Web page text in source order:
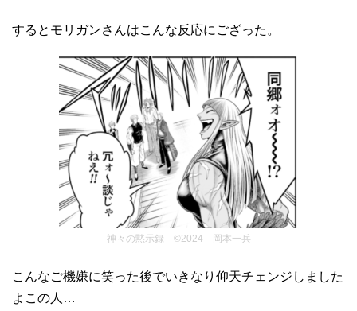
するとモリガンさんはこんな反応にござった。
神々の黙示録 ©2024 岡本一兵
こんなご機嫌に笑った後でいきなり仰天チェンジしました
よこの人…